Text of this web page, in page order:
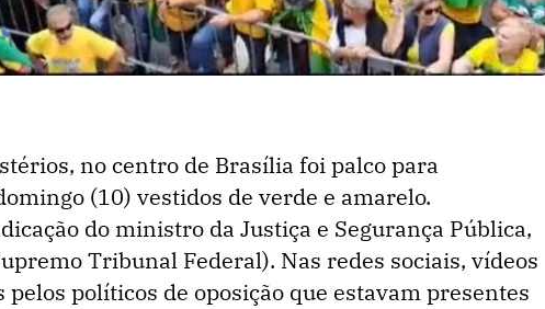
no centro de Brasília foi palco para
(10) vestidos de verde e amarelo.
do ministro da Justiça e Segurança Pública,
Tribunal Federal). Nas redes sociais, vídeos
políticos de oposição que estavam presentes